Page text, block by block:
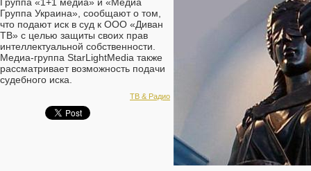
Группа Украина», сообщают о том,
что подают иск в суд к ООО «Диван
ТВ» с целью защиты своих прав
интеллектуальной собственности.
Медиа-группа StarLightMedia также
рассматривает возможность подачи
судебного иска.
ТВ & Радио